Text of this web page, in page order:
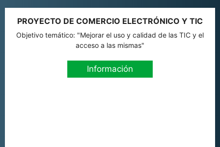
PROYECTO DE COMERCIO ELECTRÓNICO Y TIC
Objetivo temático: "Mejorar el uso y calidad de las TIC y el
acceso a las mismas"
Información